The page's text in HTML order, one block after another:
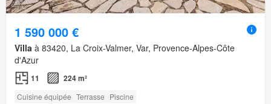
1 590 000 €
Villa à 83420, La Croix-Valmer, Var, Provence-Alpes-Côte
d'Azur
11 224 m²
Cuisine équipée Terrasse Piscine